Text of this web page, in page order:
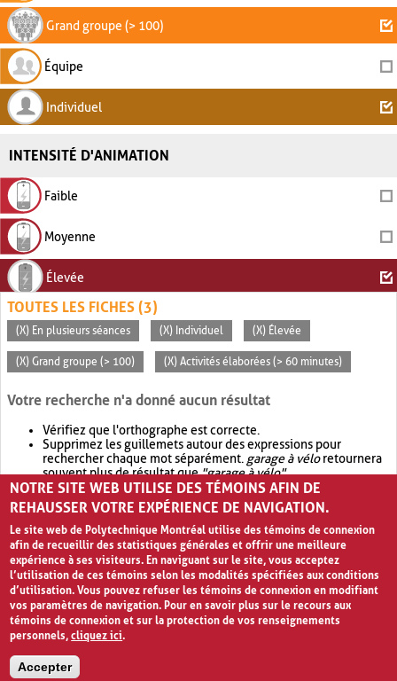
Grand groupe (> 100)
Équipe
Individuel
INTENSITÉ D'ANIMATION
Faible
Moyenne
Élevée
TOUTES LES FICHES (3)
(X) En plusieurs séances (X) Individuel (X) Élevée
(X) Grand groupe (> 100) (X) Activités élaborées (> 60 minutes)
Votre recherche n'a donné aucun résultat
Vérifiez que l'orthographe est correcte.
Supprimez les guillemets autour des expressions pour
rechercher chaque mot séparément. garage à véloretournera
souvent plus de résultat que"garage à vélo".
Envisagez d'élargir votre recherche avec OR.garage OR vélo
retournera souvent plus de résultat quegarage à vélo
NOTRE SITE WEB UTILISE DES TÉMOINS AFIN DE
REHAUSSER VOTRE EXPÉRIENCE DE NAVIGATION.
Le site web de Polytechnique Montréal utilise des témoins de connexion
afin de recueillir des statistiques générales et offrir une meilleure
expérience à ses visiteurs. En naviguant sur le site, vous acceptez
l’utilisation de ces témoins selon les modalités spécifiées aux conditions
d’utilisation. Vous pouvez refuser les témoins de connexion en modifiant
vos paramètres de navigation. Pour en savoir plus sur le recours aux
témoins de connexion et sur la protection de vos renseignements
personnels,cliquez ici.
Accepter